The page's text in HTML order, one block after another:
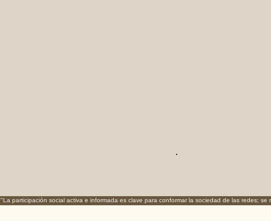
.
"La participación social activa e informada es clave para conformar la sociedad de las redes;